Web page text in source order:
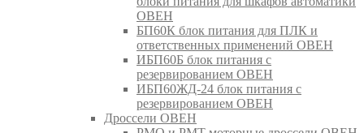
ОВЕН
БП60К блок питания для ПЛК и
ответственных применений ОВЕН
ИБП60Б блок питания с
резервированием ОВЕН
ИБП60ЖД-24 блок питания с
резервированием ОВЕН
Дроссели ОВЕН